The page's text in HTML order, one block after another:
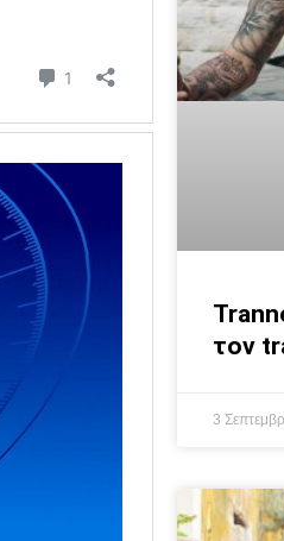
τον
3